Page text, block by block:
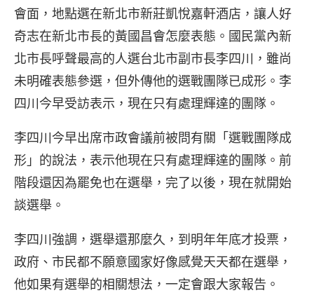
會面，地點選在新北市新莊凱悅嘉軒酒店，讓人好
奇志在新北市長的黃國昌會怎麼表態。國民黨內新
北市長呼聲最高的人選台北市副市長李四川，雖尚
未明確表態參選，但外傳他的選戰團隊已成形。李
四川今早受訪表示，現在只有處理輝達的團隊。
李四川今早出席市政會議前被問有關「選戰團隊成
形」的說法，表示他現在只有處理輝達的團隊。前
階段還因為罷免也在選舉，完了以後，現在就開始
談選舉。
李四川強調，選舉還那麼久，到明年年底才投票，
政府、市民都不願意國家好像感覺天天都在選舉，
他如果有選舉的相關想法，一定會跟大家報告。